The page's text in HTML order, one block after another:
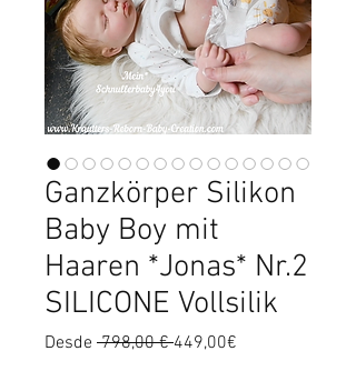
Ganzkörper Silikon
Baby Boy mit
Haaren *Jonas* Nr.2
SILICONE Vollsilik
Desde 798,00 € Precio
449,00€